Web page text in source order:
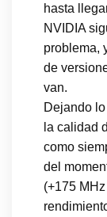
hasta
NVIDIA
problema,
de
van.
Dejando
la calidad
como
del
(+175